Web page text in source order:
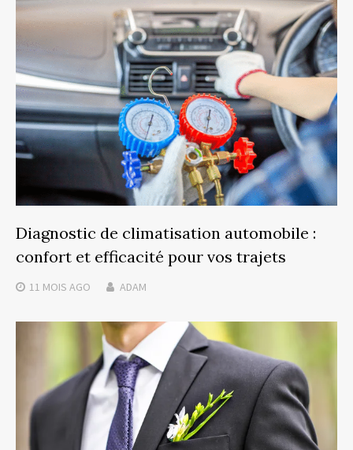
Diagnostic de climatisation automobile :
confort et efficacité pour vos trajets
11 MOIS AGO ADAM